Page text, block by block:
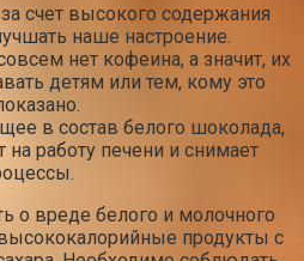
счет высокого содержания
наше настроение.
нет кофеина, а значит, их
детям или тем, кому это
в состав белого шоколада,
на работу печени и снимает
о вреде белого и молочного
продукты с